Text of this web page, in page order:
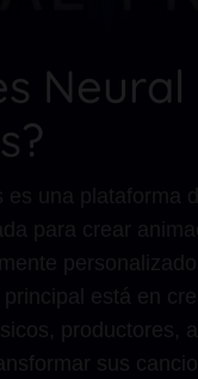
Neural
sus